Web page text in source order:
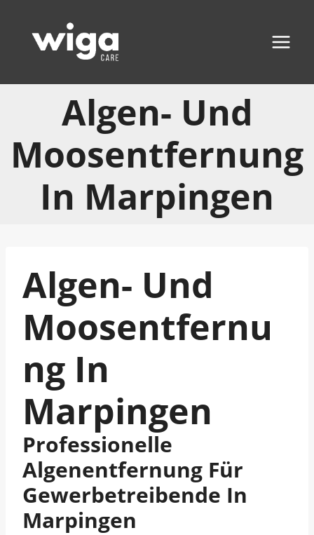
Inhalt
springen
Algen- Und
Moosentfernung
In Marpingen
Algen- Und
Moosentfernu
Ng In
Marpingen
Professionelle
Algenentfernung Für
Gewerbetreibende In
Marpingen